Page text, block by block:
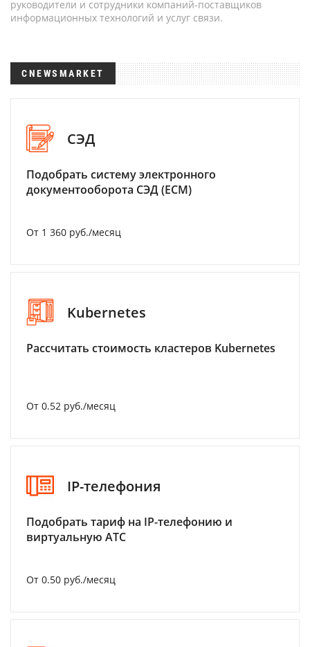
руководители и сотрудники компаний-поставщиков
информационных технологий и услуг связи.
CNEWSMARKET
СЭД
Подобрать систему электронного
документооборота СЭД (ECM)
От 1 360 руб./месяц
Kubernetes
Рассчитать стоимость кластеров Kubernetes
От 0.52 руб./месяц
IP-телефония
Подобрать тариф на IP-телефонию и
виртуальную АТС
От 0.50 руб./месяц